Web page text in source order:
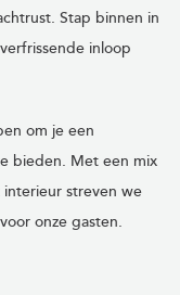
Stap binnen in
inloop
om je een
bieden. Met een mix
streven we
onze gasten.